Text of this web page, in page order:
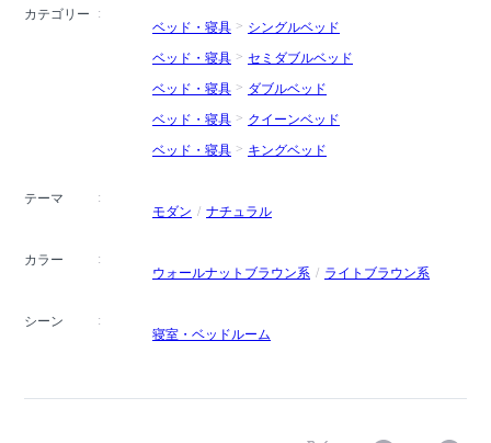
カテゴリー
ベッド・寝具
シングルベッド
ベッド・寝具
セミダブルベッド
ベッド・寝具
ダブルベッド
ベッド・寝具
クイーンベッド
ベッド・寝具
キングベッド
テーマ
モダン
ナチュラル
カラー
ウォールナットブラウン系
ライトブラウン系
シーン
寝室・ベッドルーム